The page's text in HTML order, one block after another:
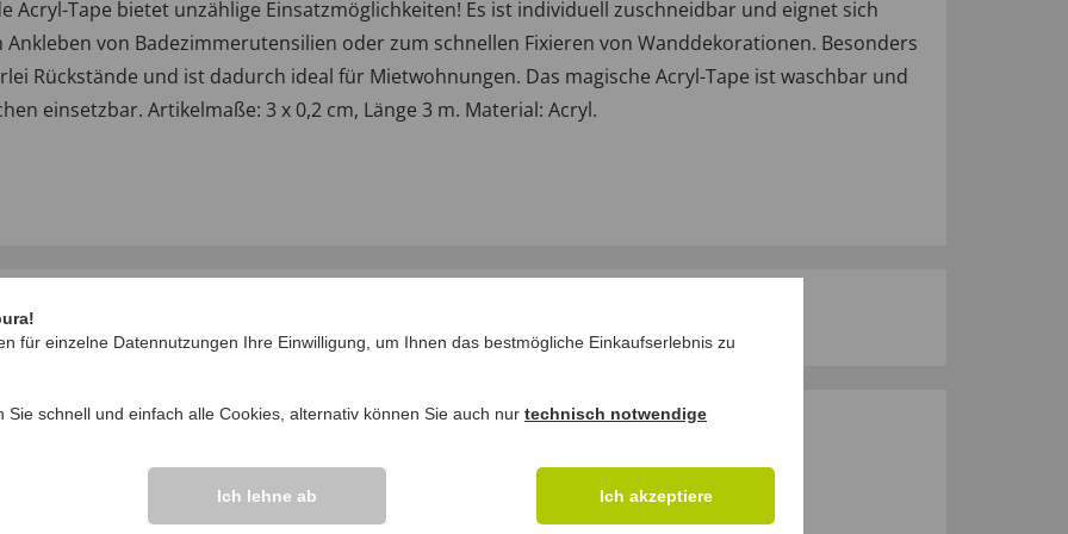
Acryl-Tape bietet unzählige Einsatzmöglichkeiten! Es ist individuell zuschneidbar und eignet sich
von Badezimmerutensilien oder zum schnellen Fixieren von Wanddekorationen. Besonders
Rückstände und ist dadurch ideal für Mietwohnungen. Das magische Acryl-Tape ist waschbar und
einsetzbar. Artikelmaße: 3 x 0,2 cm, Länge 3 m. Material: Acryl.
vor. Frage stellen
für einzelne Datennutzungen Ihre Einwilligung, um Ihnen das bestmögliche Einkaufserlebnis zu
Sie schnell und einfach alle Cookies, alternativ können Sie auch nur technisch notwendige
Ich lehne ab Ich akzeptiere